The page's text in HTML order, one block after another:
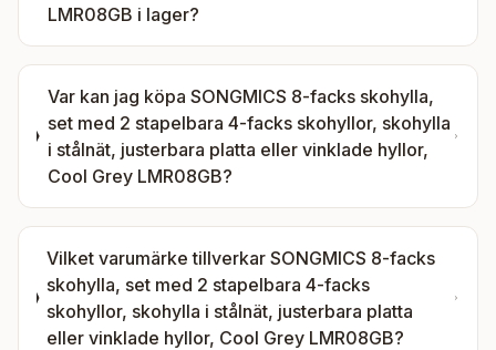
LMR08GB i lager?
Var kan jag köpa SONGMICS 8-facks skohylla,
set med 2 stapelbara 4-facks skohyllor, skohylla
i stålnät, justerbara platta eller vinklade hyllor,
Cool Grey LMR08GB?
Vilket varumärke tillverkarSONGMICS 8-facks
skohylla, set med 2 stapelbara 4-facks
skohyllor, skohylla i stålnät, justerbara platta
eller vinklade hyllor, Cool Grey LMR08GB?